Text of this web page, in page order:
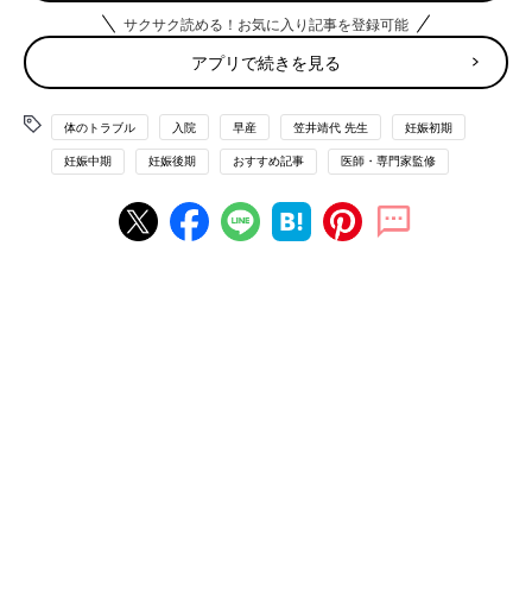
管はしっかりと閉じておなかの赤ちゃんを支えていますが、
後期に入るころからお産に備えて徐々に柔らかくなり、子宮頸管
の長さも短くなっていきます。
ところが、まだ子宮口が閉じていなければならない時期に子宮口
が開いてしまう病気を子宮頸管無力症と言います。
子宮頸管無力症はどんな病気？
子宮頸管無力症は自覚症状がないため、 妊婦健診で診断されるこ
サクサク読める！お気に入り記事を登録可能
アプリで続きを見る
体のトラブル 入院 早産 笠井靖代 先生 妊娠初期
妊娠中期 妊娠後期 おすすめ記事 医師・専門家監修